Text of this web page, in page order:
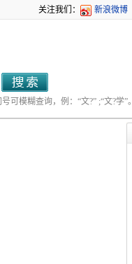
关注我们： 新浪微博
可模糊查询，例：“文?” ;“文?学”。